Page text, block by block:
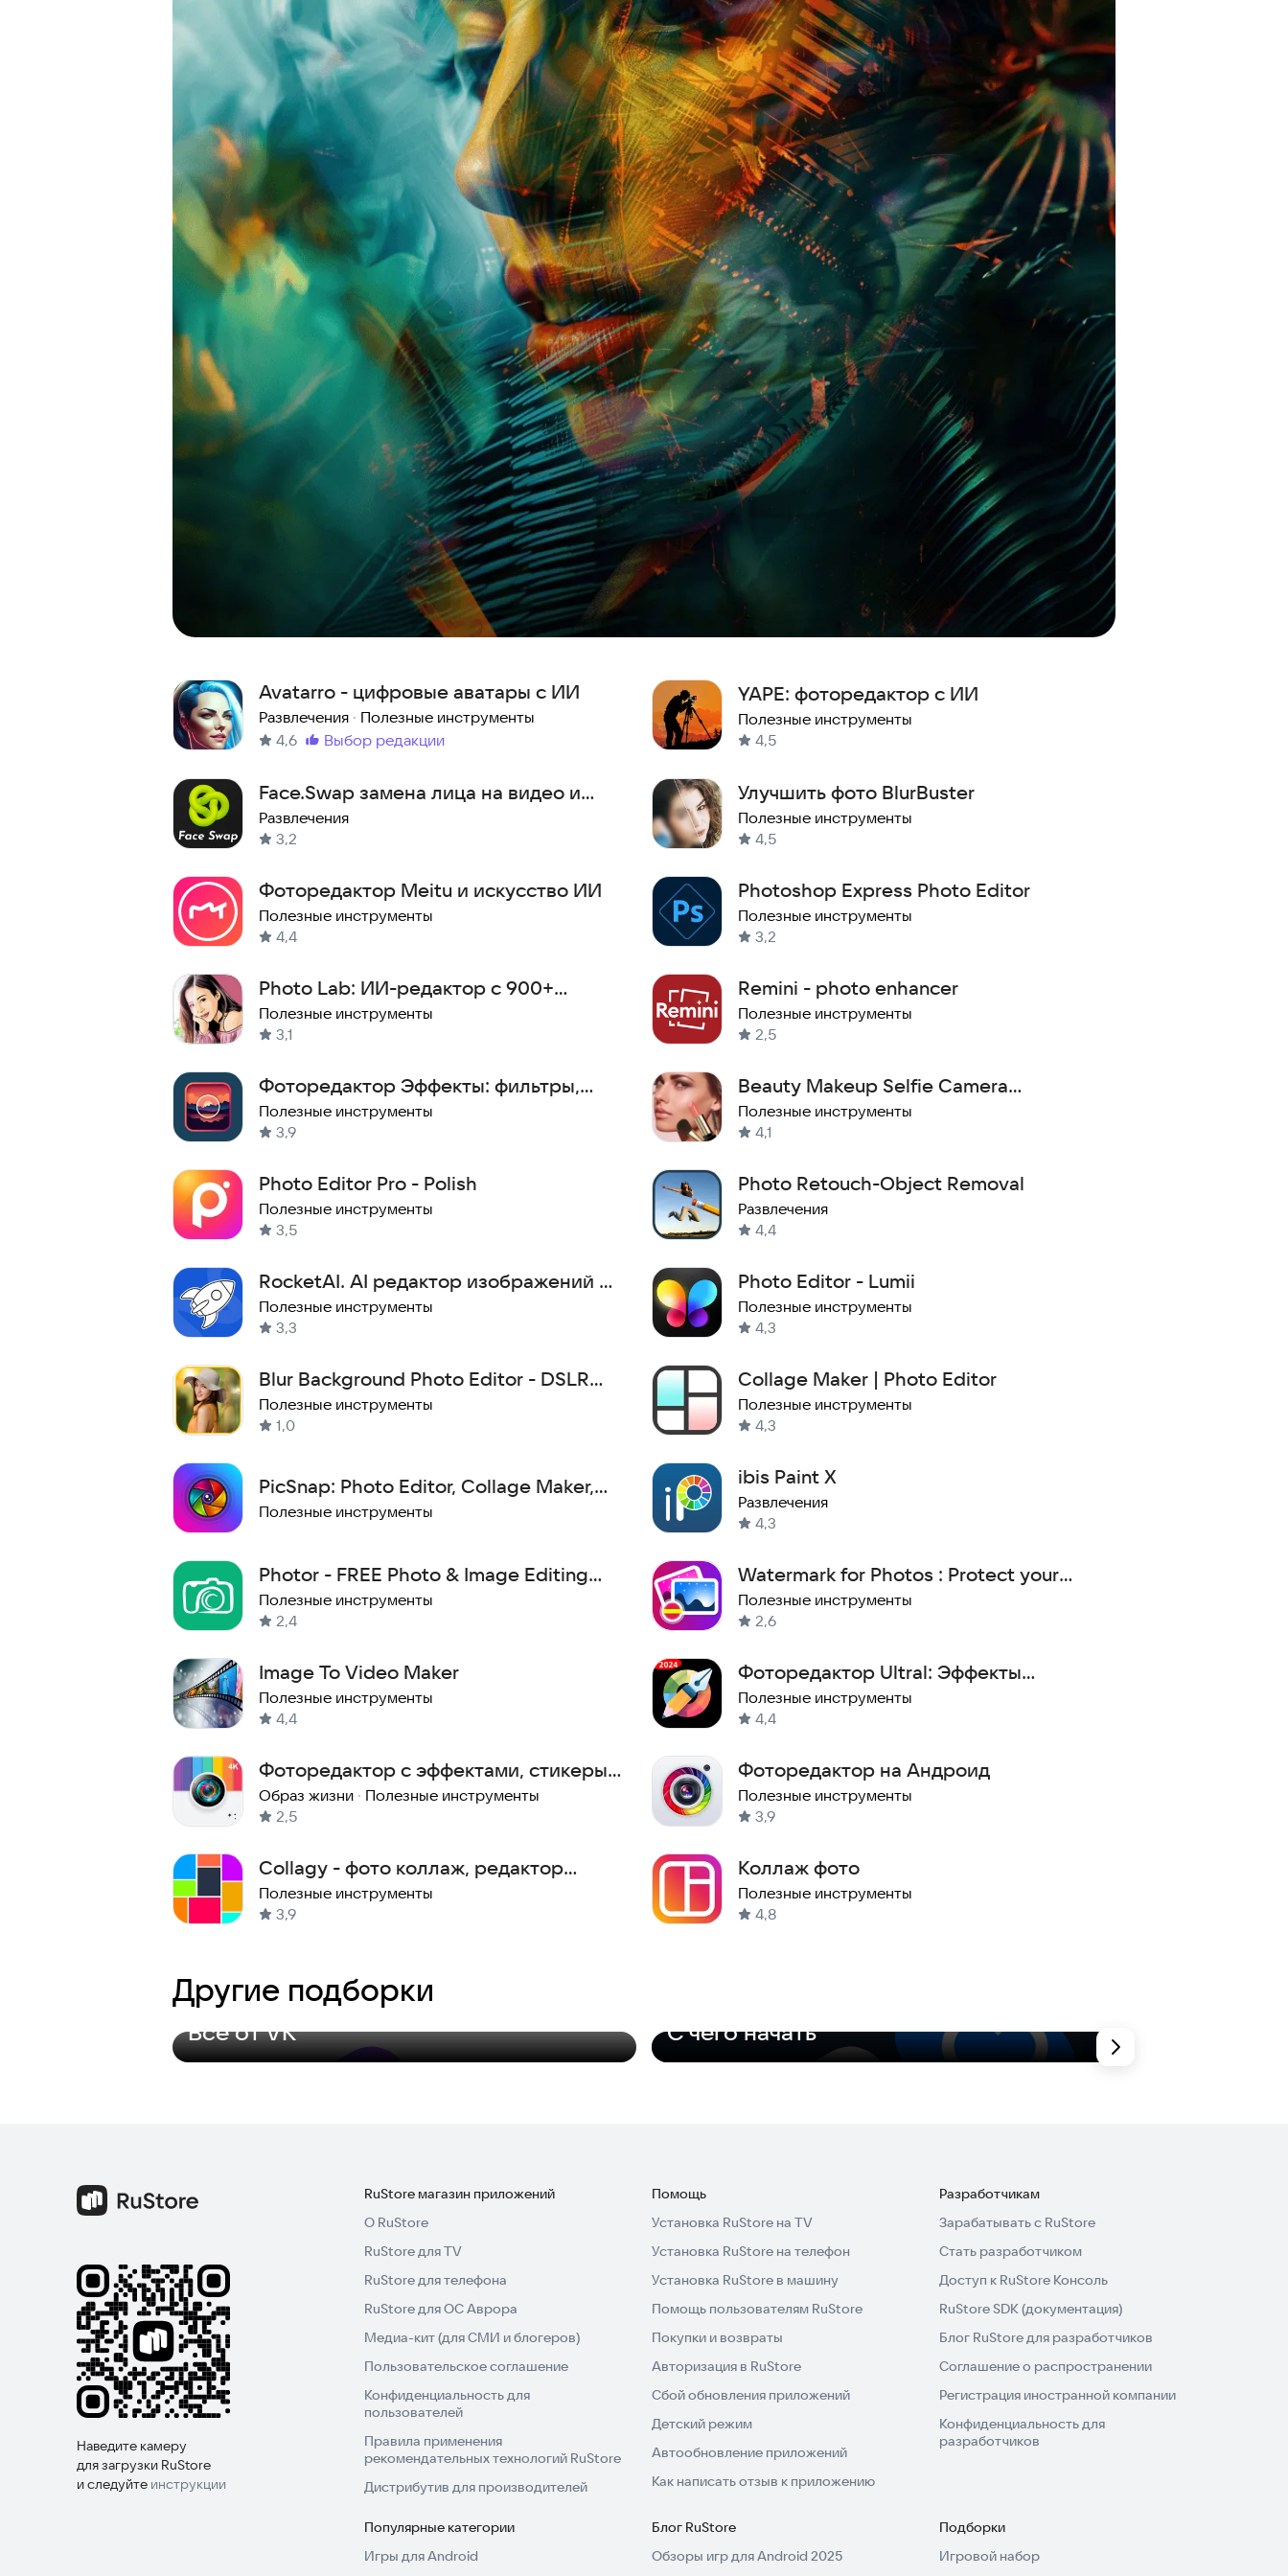
Avatarro - цифровые аватары с ИИ
Развлечения · Полезные инструменты
4,6
Метка:
выбор редакции
YAPE: фоторедактор с ИИ
Полезные инструменты
4,5
Face.Swap замена лица на видео и
фото
Развлечения
3,2
Улучшить фото BlurBuster
Полезные инструменты
4,5
Фоторедактор Meitu и искусство ИИ
Полезные инструменты
4,4
Photoshop Express Photo Editor
Полезные инструменты
3,2
Photo Lab: ИИ-редактор с 900+
фотофильтрами
Полезные инструменты
3,1
Remini - photo enhancer
Полезные инструменты
2,5
Фоторедактор Эффекты: фильтры,
стикеры, неон
Полезные инструменты
3,9
Beauty Makeup Selfie Camera
MakeOver Photo Editor
Полезные инструменты
4,1
Photo Editor Pro - Polish
Полезные инструменты
3,5
Photo Retouch-Object Removal
Развлечения
4,4
RocketAI. AI редактор изображений и
текстов
Полезные инструменты
3,3
Photo Editor - Lumii
Полезные инструменты
4,3
Blur Background Photo Editor - DSLR
Camera Effects
Полезные инструменты
1,0
Collage Maker | Photo Editor
Полезные инструменты
4,3
PicSnap: Photo Editor, Collage Maker,
Beauty Cam
Полезные инструменты
ibis Paint X
Развлечения
4,3
Photor - FREE Photo & Image Editing
App
Полезные инструменты
2,4
Watermark for Photos : Protect your
Images
Полезные инструменты
2,6
Image To Video Maker
Полезные инструменты
4,4
Фоторедактор Ultral: Эффекты
Фильтры Видеоредактор
Полезные инструменты
4,4
Фоторедактор с эффектами, стикеры,
фильтры оффлайн
Образ жизни · Полезные инструменты
2,5
Фоторедактор на Андроид
Полезные инструменты
3,9
Collagy - фото коллаж, редактор
монтажа
Полезные инструменты
3,9
Коллаж фото
Полезные инструменты
4,8
Другие подборки
Всё от VK С чего начать
Наведите камеру
для загрузки RuStore
и следуйте инструкции
RuStore магазин приложений
О RuStore
RuStore для TV
RuStore для телефона
RuStore для ОС Аврора
Медиа-кит (для СМИ и блогеров)
Пользовательское соглашение
Конфиденциальность для
пользователей
Правила применения
рекомендательных технологий RuStore
Дистрибутив для производителей
Помощь
Установка RuStore на TV
Установка RuStore на телефон
Установка RuStore в машину
Помощь пользователям RuStore
Покупки и возвраты
Авторизация в RuStore
Сбой обновления приложений
Детский режим
Автообновление приложений
Как написать отзыв к приложению
Разработчикам
Зарабатывать с RuStore
Стать разработчиком
Доступ к RuStore Консоль
RuStore SDK (документация)
Блог RuStore для разработчиков
Соглашение о распространении
Регистрация иностранной компании
Конфиденциальность для
разработчиков
Популярные категории
Игры для Android
Блог RuStore
Обзоры игр для Android 2025
Подборки
Игровой набор